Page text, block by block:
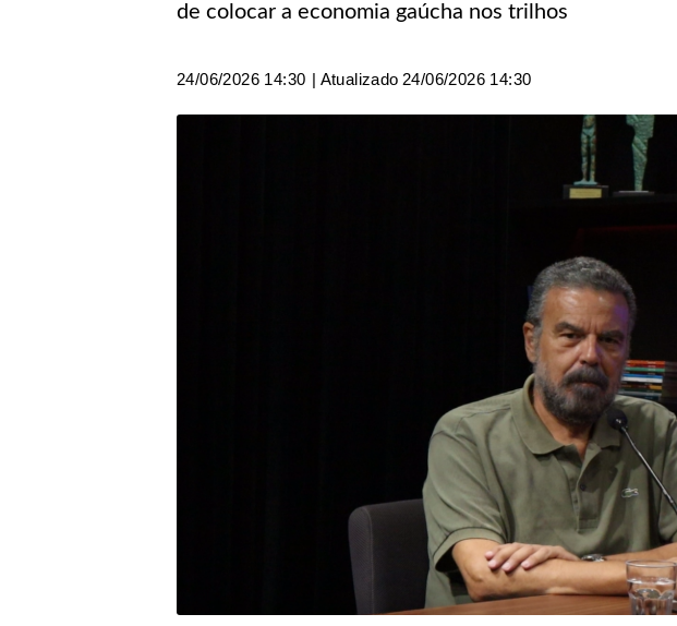
de colocar a economia gaúcha nos trilhos
24/06/2026 14:30 | Atualizado 24/06/2026 14:30